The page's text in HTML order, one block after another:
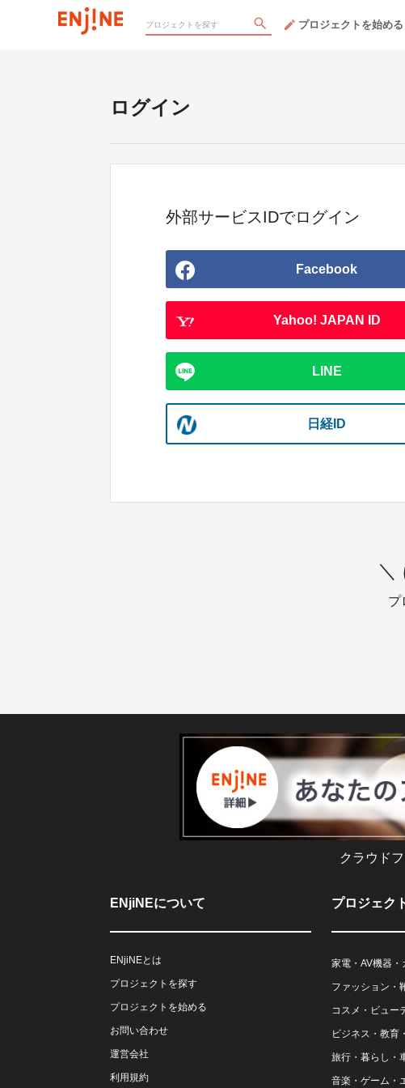
プロジェクトを始める
ログイン
外部サービスIDでログイン
Facebook
Yahoo! JAPAN ID
LINE
日経ID
＼
プ
クラウド
ENjiNEについて
ENjiNEとは
プロジェクトを探す
プロジェクトを始める
お問い合わせ
運営会社
利用規約
プロジェク
家電・AV機器・
ファッション・
コスメ・ビュー
ビジネス・教育
旅行・暮らし・
音楽・ゲーム・